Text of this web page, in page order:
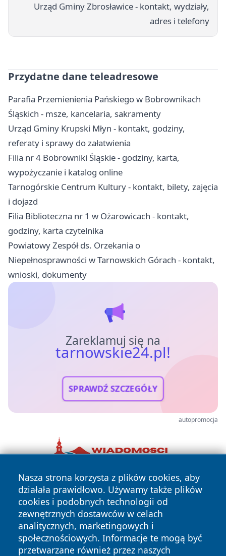
Urząd Gminy Zbrosławice - kontakt, wydziały,
adres i telefony
Przydatne dane teleadresowe
Parafia Przemienienia Pańskiego w Bobrownikach
Śląskich - msze, kancelaria, sakramenty
Urząd Gminy Krupski Młyn - kontakt, godziny,
referaty i sprawy do załatwienia
Filia nr 4 Bobrowniki Śląskie - godziny, karta,
wypożyczanie i katalog online
Tarnogórskie Centrum Kultury - kontakt, bilety, zajęcia
i dojazd
Filia Biblioteczna nr 1 w Ożarowicach - kontakt,
godziny, karta czytelnika
Powiatowy Zespół ds. Orzekania o
Niepełnosprawności w Tarnowskich Górach - kontakt,
wnioski, dokumenty
Zareklamuj się na
tarnowskie24.pl!
SPRAWDŹ SZCZEGÓŁY
autopromocja
Nasza strona korzysta z plików cookies, aby
działała prawidłowo. Używamy także plików
cookies i podobnych technologii od
zewnętrznych dostawców w celach
analitycznych, marketingowych i
społecznościowych. Informacje te mogą być
przetwarzane również przez naszych
Copyright © 2026 tarnowskie24.pl Wszystkie prawa
zastrzeżone.